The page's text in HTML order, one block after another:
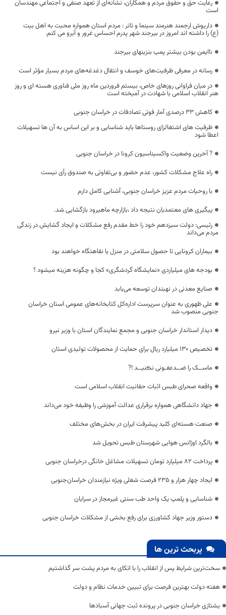
رعایت حق و حقوق مردم و همکاران، نشانه‌ای از تعهد صنفی و اجتماعی مهندسان
است
داریوش ارجمند هنرمند سینما و تاتر : مردم استان همواره محبت به اهل بیت
(ع) را داشته اند امروز در بیرجند شهر پدرم احساس غرور و آبرو می کنم.
ناایمن بودن بيشتر پمپ بنزینهای بیرجند
رسانه در معرفی ظرفیت‌های خوسف و انتقال دغدغه‌های مردم بسیار مؤثر است
در میان فراوانی روزهای خاص، بیستم فروردین ماه روز ملی فناوری هسته ای و روز
هنر انقلاب اسلامی با شهادت در آمیخته است
کاهش ۳۳ درصدی آمار فوتی‌ تصادفات در خراسان جنوبی
ظرفیت های اشتغالزای روستاها باید شناسایی و بر این اساس به آن ها تسهیلات
اعطا شود
? آخرین وضعیت واکسیناسیون کرونا در خراسان جنوبی
راه علاج مشکلات کشور، عدم حضور و بی‌تفاوتی به صندوق رأی نیست
با روحیات مردم عزیز خراسان جنوبی، آشنایی کامل دارم
پیگیری های معتمدیان نتیجه داد ،بازارچه ماهیرود بازگشایی شد.
رئیسی: دولت سیزدهم خود را خط مقدم رفع مشکلات و ایجاد گشایش در زندگی
مردم می‌داند
بیماران کرونایی تا حصول سلامتی در منزل یا نقاهتگاه خواهند بود
بودجه های میلیاردی «نمایشگاه گردشگری» کجا و چگونه هزینه میشود ؟
صنایع معدنی در نهبندان توسعه می‌یابد
علی ظهوری به عنوان سرپرست اداره‌کل کتابخانه‌های عمومی استان خراسان
جنوبی منصوب شد
دیدار استاندار خراسان جنوبی و مجمع نمایندگان استان با وزیر نیرو
تخصیص ۱۳۰ میلیارد ریال برای حمایت از محصولات تولیدی استان
️ماســک را ضــدعفـونی نڪنیــد !?
واقعه صحرای طبس اثبات حقانیت انقلاب اسلامی است
جهاد دانشگاهی همواره برقراری عدالت آموزشی را وظیفه خود می‌داند
صنعت هسته‌ای کلید پیشرفت ایران در بخش‌های مختلف
بالگرد اوژانس هوایی شهرستان طبس تحویل شد
پرداخت ۸۲ میلیارد تومان تسهیلات مشاغل خانگی درخراسان جنوبی
ایجاد چهار هزار و ۲۳۵ فرصت شغلی ویژه نیازمندان خراسان‌جنوبی
شناسایی و پلمپ یک واحد طب سنتی غیرمجاز در سرایان
دستور وزیر جهاد کشاورزی برای رفع بخشی از مشکلات خراسان جنوبی
پربحث ترین ها
سخت‌ترین شرایط پس از انقلاب را با اتکای به مردم پشت سر گذاشتیم
هفته دولت بهترین فرصت برای تبیین خدمات نظام و دولت
یشتازی خراسان جنوبی در پرونده ثبت جهانی آسبادها